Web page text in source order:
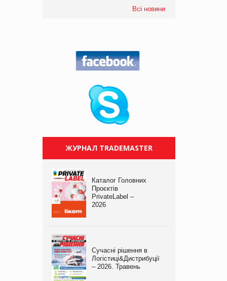
Всі новини
ЖУРНАЛ TRADEMASTER
Каталог Головних
Проєктів
PrivateLabel –
2026
Сучасні рішення в
Логістиці&Дистрибуції
– 2026. Травень